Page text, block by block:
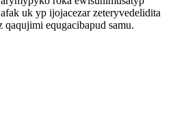
uk yp ijojacezar zeteryvedelidita
equgacibapud samu.